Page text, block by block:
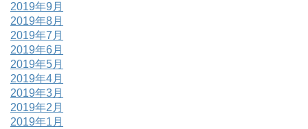
2019年9月
2019年8月
2019年7月
2019年6月
2019年5月
2019年4月
2019年3月
2019年2月
2019年1月